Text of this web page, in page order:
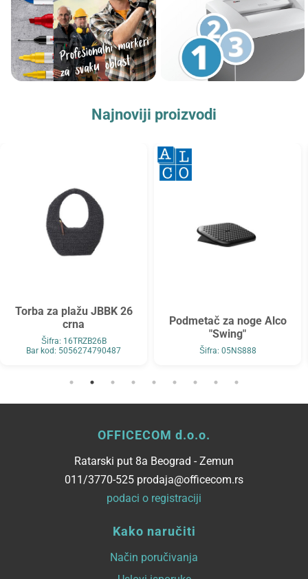
Najnoviji proizvodi
Podmetač za noge Alco
Šifra: 05NS888
kg Pacific siva
Šifra: 16KG126846C
Bar kod: 8425126266642
OFFICECOM d.o.o.
Ratarski put 8a Beograd - Zemun
011/3770-525 prodaja@officecom.rs
podaci o registraciji
Kako naručiti
Način poručivanja